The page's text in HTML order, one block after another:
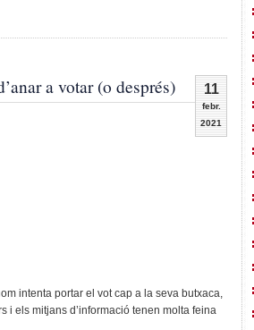
11
febr.
2021
a votar (o després)
intenta portar el vot cap a la seva butxaca,
i els mitjans d’informació tenen molta feina